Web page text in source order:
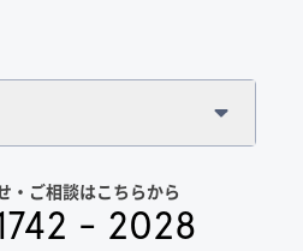
・ご相談はこちらから
- 2028